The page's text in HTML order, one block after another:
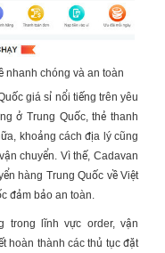
nhanh chóng và an toàn
giá sỉ nổi tiếng trên yêu
ở Trung Quốc, thẻ thanh
khoảng cách địa lý cũng
chuyển. Vì thế, Cadavan
hàng Trung Quốc về Việt
đảm bảo an toàn.
trong lĩnh vực order, vận
hoàn thành các thủ tục đặt